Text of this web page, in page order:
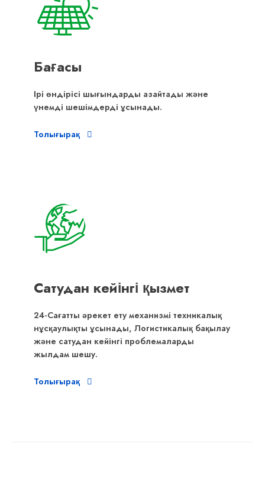
Бағасы
Ірі өндірісі шығындарды азайтады және
үнемді шешімдерді ұсынады.
Толығырақ
Сатудан кейінгі қызмет
24-Сағатты әрекет ету механизмі техникалық
нұсқаулықты ұсынады, Логистикалық бақылау
және сатудан кейінгі проблемаларды
жылдам шешу.
Толығырақ